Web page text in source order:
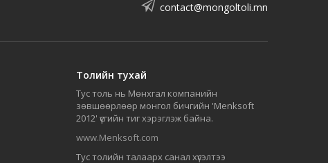
contact@mongoltoli.mn
Толийн тухай
Тус толь нь Мөнхгал компанийн
зөвшөөрлөөр монгол бичгийн 'Menksoft
2012' үсгийн тиг хэрэглэж байна.
www.Menksoft.com
Тус толийн талаарх санал хүсэлтээ